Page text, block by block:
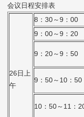
会议日程安排表
26日上
午
8：30～9：00
9：00～9：20
9：20～9：50
9：50～10：50
10：50～11：